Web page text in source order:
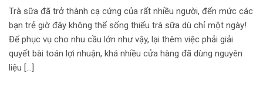
Trà sữa đã trở thành cạ cứng của rất nhiều người, đến mức các
bạn trẻ giờ đây không thể sống thiếu trà sữa dù chỉ một ngày!
Để phục vụ cho nhu cầu lớn như vậy, lại thêm việc phải giải
quyết bài toán lợi nhuận, khá nhiều cửa hàng đã dùng nguyên
liệu […]